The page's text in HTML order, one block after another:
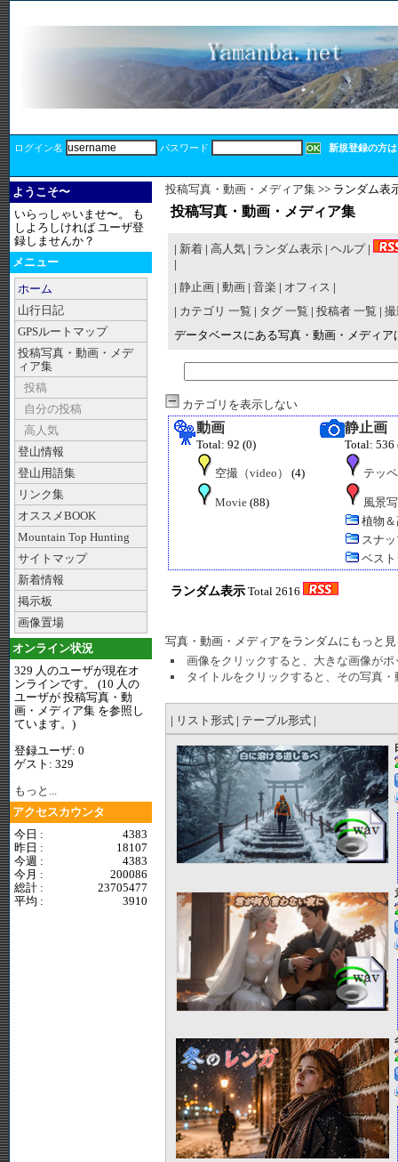
ログイン名 パスワード 新規登録の方
ようこそ〜
いらっしゃいませ〜。 も
しよろしければ ユーザ登
録しませんか？
メニュー
ホーム
山行日記
GPSルートマップ
投稿写真・動画・メデ
ィア集
投稿
自分の投稿
高人気
登山情報
登山用語集
リンク集
オススメBOOK
Mountain Top Hunting
サイトマップ
新着情報
掲示板
画像置場
オンライン状況
329 人のユーザが現在オ
ンラインです。 (10 人の
ユーザが 投稿写真・動
画・メディア集 を参照し
ています。)
登録ユーザ: 0
ゲスト: 329
もっと...
アクセスカウンタ
今日 :
4383
昨日 :
18107
今週 :
4383
今月 :
200086
総計 :
23705477
平均 :
3910
投稿写真・動画・メディア集>> ランダム表
投稿写真・動画・メディア集
| 新着| 高人気| ランダム表示| ヘルプ|
|
| 静止画| 動画| 音楽 | オフィス |
| カテゴリ 一覧 | タグ 一覧 | 投稿者 一覧 |
データベースにある写真・動画・メディア
カテゴリを表示しない
動画
Total: 92 (0)
空撮（video） (4)
Movie(88)
静止画
Total: 536
テッ
風景
植物＆
スナッ
ベスト
ランダム表示Total 2616
写真・動画・メディアをランダムにもっと
画像をクリックすると、大きな画像が
タイトルをクリックすると、その写真
| リスト形式| テーブル形式|